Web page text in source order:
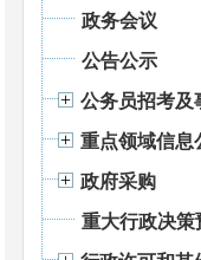
政务会议
公告公示
公务员招考及
重点领域信息
政府采购
重大行政决策